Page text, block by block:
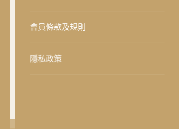
會員條款及規則
隱私政策